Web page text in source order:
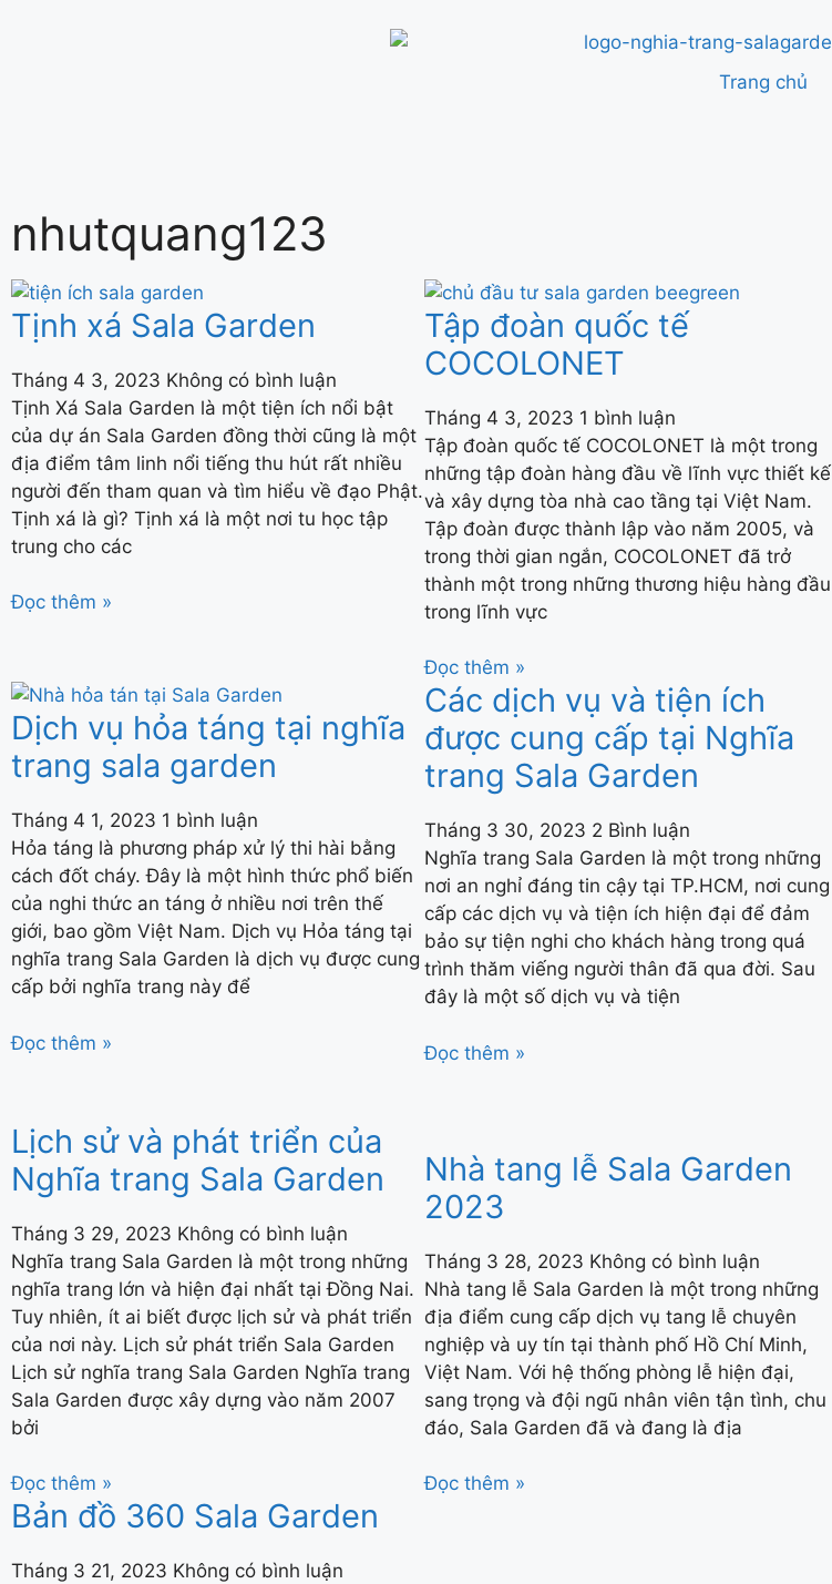
Trang chủ
nhutquang123
Tịnh xá Sala Garden
Tháng 4 3, 2023 Không có bình luận
Tịnh Xá Sala Garden là một tiện ích nổi bật
của dự án Sala Garden đồng thời cũng là một
địa điểm tâm linh nổi tiếng thu hút rất nhiều
người đến tham quan và tìm hiểu về đạo Phật.
Tịnh xá là gì? Tịnh xá là một nơi tu học tập
trung cho các
Đọc thêm »
Tập đoàn quốc tế
COCOLONET
Tháng 4 3, 2023 1 bình luận
Tập đoàn quốc tế COCOLONET là một trong
những tập đoàn hàng đầu về lĩnh vực thiết kế
và xây dựng tòa nhà cao tầng tại Việt Nam.
Tập đoàn được thành lập vào năm 2005, và
trong thời gian ngắn, COCOLONET đã trở
thành một trong những thương hiệu hàng đầu
trong lĩnh vực
Đọc thêm »
Dịch vụ hỏa táng tại nghĩa
trang sala garden
Tháng 4 1, 2023 1 bình luận
Hỏa táng là phương pháp xử lý thi hài bằng
cách đốt cháy. Đây là một hình thức phổ biến
của nghi thức an táng ở nhiều nơi trên thế
giới, bao gồm Việt Nam. Dịch vụ Hỏa táng tại
nghĩa trang Sala Garden là dịch vụ được cung
cấp bởi nghĩa trang này để
Đọc thêm »
Các dịch vụ và tiện ích
được cung cấp tại Nghĩa
trang Sala Garden
Tháng 3 30, 2023 2 Bình luận
Nghĩa trang Sala Garden là một trong những
nơi an nghỉ đáng tin cậy tại TP.HCM, nơi cung
cấp các dịch vụ và tiện ích hiện đại để đảm
bảo sự tiện nghi cho khách hàng trong quá
trình thăm viếng người thân đã qua đời. Sau
đây là một số dịch vụ và tiện
Đọc thêm »
Lịch sử và phát triển của
Nghĩa trang Sala Garden
Tháng 3 29, 2023 Không có bình luận
Nghĩa trang Sala Garden là một trong những
nghĩa trang lớn và hiện đại nhất tại Đồng Nai.
Tuy nhiên, ít ai biết được lịch sử và phát triển
của nơi này. Lịch sử phát triển Sala Garden
Lịch sử nghĩa trang Sala Garden Nghĩa trang
Sala Garden được xây dựng vào năm 2007
bởi
Đọc thêm »
Nhà tang lễ Sala Garden
2023
Tháng 3 28, 2023 Không có bình luận
Nhà tang lễ Sala Garden là một trong những
địa điểm cung cấp dịch vụ tang lễ chuyên
nghiệp và uy tín tại thành phố Hồ Chí Minh,
Việt Nam. Với hệ thống phòng lễ hiện đại,
sang trọng và đội ngũ nhân viên tận tình, chu
đáo, Sala Garden đã và đang là địa
Đọc thêm »
Bản đồ 360 Sala Garden
Tháng 3 21, 2023 Không có bình luận